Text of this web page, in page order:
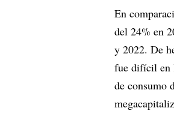
En
del 24% en
y 2022. De
fue difícil en
de consumo